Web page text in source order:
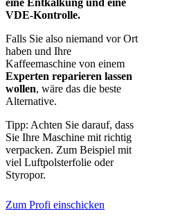
eine Entkalkung und eine
VDE-Kontrolle.
Falls Sie also niemand vor Ort
haben und Ihre
Kaffeemaschine von einem
Experten reparieren lassen
wollen, wäre das die beste
Alternative.
Tipp: Achten Sie darauf, dass
Sie Ihre Maschine mit richtig
verpacken. Zum Beispiel mit
viel Luftpolsterfolie oder
Styropor.
Zum Profi einschicken